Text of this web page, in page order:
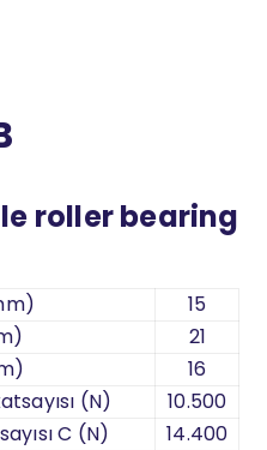
roller bearing
15
21
16
(N)
10.500
C (N)
14.400